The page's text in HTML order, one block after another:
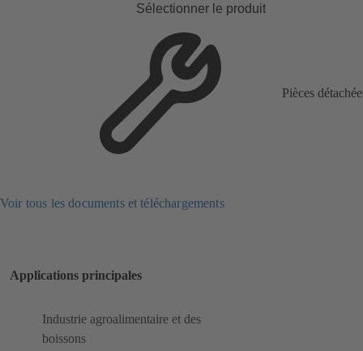
Sélectionner le produit
Pièces
Voir tous les documents et téléchargements
Applications principales
Industrie agroalimentaire et des
boissons